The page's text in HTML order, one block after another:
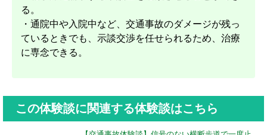
る。
・通院中や入院中など、交通事故のダメージが残っ
ているときでも、示談交渉を任せられるため、治療
に専念できる。
この体験談に関連する体験談はこちら